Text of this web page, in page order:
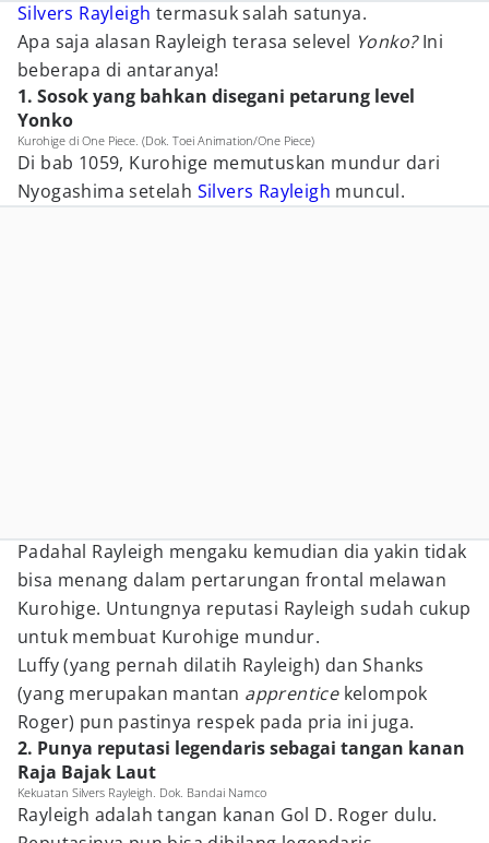
Silvers Rayleigh termasuk salah satunya.
Apa saja alasan Rayleigh terasa selevel Yonko?Ini
beberapa di antaranya!
1. Sosok yang bahkan disegani petarung level
Yonko
Kurohige di One Piece. (Dok. Toei Animation/One Piece)
Di bab 1059, Kurohige memutuskan mundur dari
Nyogashima setelah Silvers Rayleigh muncul.
Padahal Rayleigh mengaku kemudian dia yakin tidak
bisa menang dalam pertarungan frontal melawan
Kurohige. Untungnya reputasi Rayleigh sudah cukup
untuk membuat Kurohige mundur.
Luffy (yang pernah dilatih Rayleigh) dan Shanks
(yang merupakan mantan apprentice kelompok
Roger) pun pastinya respek pada pria ini juga.
2. Punya reputasi legendaris sebagai tangan kanan
Raja Bajak Laut
Kekuatan Silvers Rayleigh. Dok. Bandai Namco
Rayleigh adalah tangan kanan Gol D. Roger dulu.